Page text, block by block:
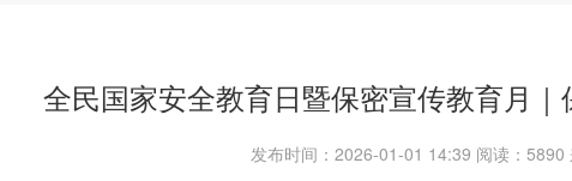
全民国家安全教育日暨保密宣传教育月｜
发布时间：2026-01-01 14:39 阅读：5890